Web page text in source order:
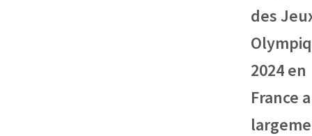
des
2024 en
France a